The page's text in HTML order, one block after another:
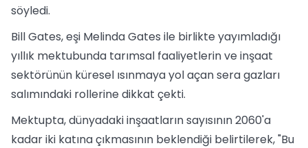
söyledi.
Bill Gates, eşi Melinda Gates ile birlikte yayımladığı
yıllık mektubunda tarımsal faaliyetlerin ve inşaat
sektörünün küresel ısınmaya yol açan sera gazları
salımındaki rollerine dikkat çekti.
Mektupta, dünyadaki inşaatların sayısının 2060'a
kadar iki katına çıkmasının beklendiği belirtilerek, "Bu